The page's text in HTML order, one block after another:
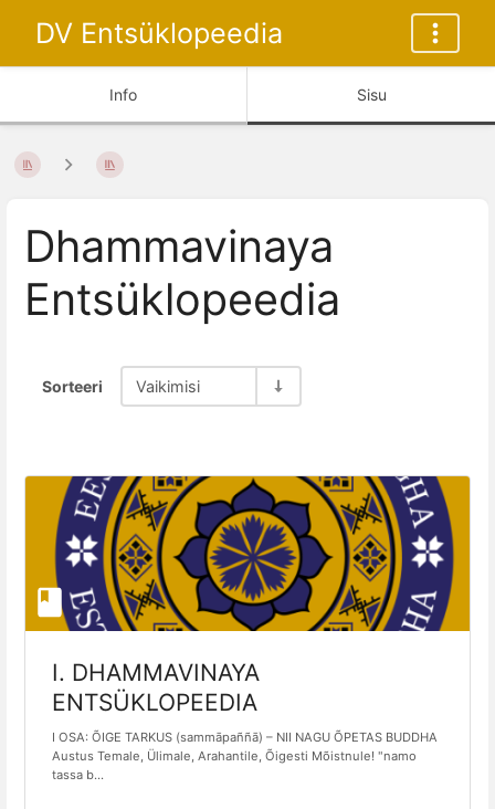
DV Entsüklopeedia
Info Sisu
Dhammavinaya
Entsüklopeedia
Sorteeri Vaikimisi
I. DHAMMAVINAYA
ENTSÜKLOPEEDIA
I OSA: ÕIGE TARKUS (sammāpaññā) – NII NAGU ÕPETAS BUDDHA
Austus Temale, Ülimale, Arahantile, Õigesti Mõistnule! "namo
tassa b...